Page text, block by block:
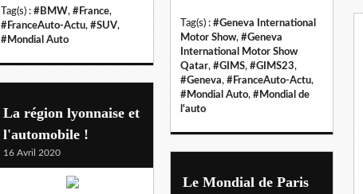
Tag(s) : #BMW, #France,
#FranceAuto-Actu, #SUV,
#Mondial Auto
Tag(s) : #Geneva International
Motor Show, #Geneva
International Motor Show
Qatar, #GIMS, #GIMS23,
#Geneva, #FranceAuto-Actu,
#Mondial Auto, #Mondial de
l'auto
La région lyonnaise et
l'automobile !
16 Avril 2020
Le Mondial de Paris